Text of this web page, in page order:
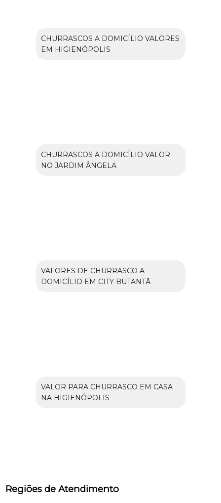
CHURRASCOS A DOMICÍLIO VALORES
EM HIGIENÓPOLIS
CHURRASCOS A DOMICÍLIO VALOR
NO JARDIM ÂNGELA
VALORES DE CHURRASCO A
DOMICÍLIO EM CITY BUTANTÃ
VALOR PARA CHURRASCO EM CASA
NA HIGIENÓPOLIS
Regiões de Atendimento